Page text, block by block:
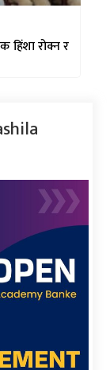
हिंशा रोक्न र